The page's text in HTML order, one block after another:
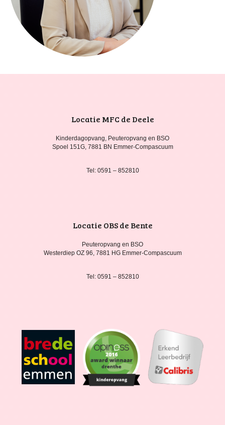
Locatie MFC de Deele
Kinderdagopvang, Peuteropvang en BSO
Spoel 151G, 7881 BN Emmer-Compascuum
Tel: 0591 – 852810
Locatie OBS de Bente
Peuteropvang en BSO
Westerdiep OZ 96, 7881 HG Emmer-Compascuum
Tel: 0591 – 852810